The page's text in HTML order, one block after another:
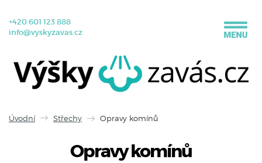
+420 601 123 888
info@vyskyzavas.cz
Úvodní Střechy Opravy komínů
Opravy komínů